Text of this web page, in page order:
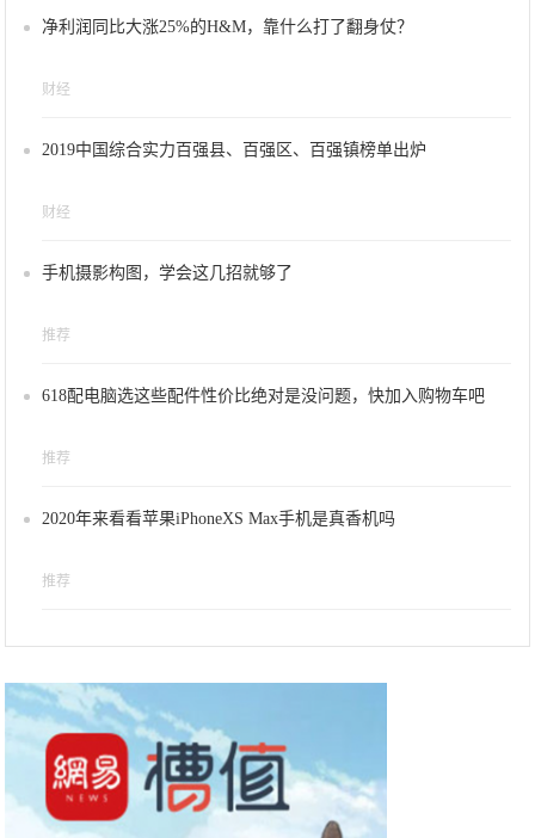
净利润同比大涨25%的H&M，靠什么打了翻身仗？
财经
2019中国综合实力百强县、百强区、百强镇榜单出炉
财经
手机摄影构图，学会这几招就够了
推荐
618配电脑选这些配件性价比绝对是没问题，快加入购物车吧
推荐
2020年来看看苹果iPhoneXS Max手机是真香机吗
推荐